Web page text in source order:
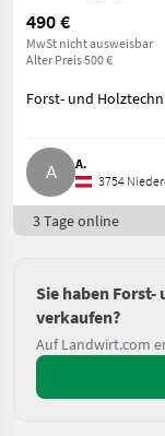
490 €
MwSt nicht ausweisbar
Alter Preis 500 €
Forst- und
A.
3754
3 Tage online
Sie haben Forst-
verkaufen?
Auf Landwirt.com